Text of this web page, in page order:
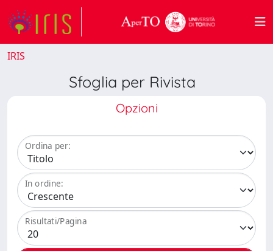
IRIS
Sfoglia per Rivista
Opzioni
Ordina per:
In ordine:
Risultati/Pagina